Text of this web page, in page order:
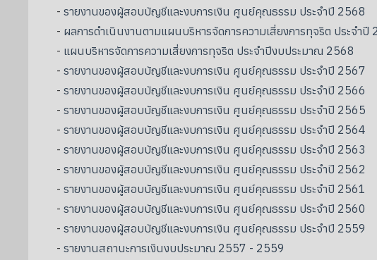
-รายงานของผู้สอบบัญชีและงบการเงิน ศูนย์คุณธรรม ประจำปี 2568
- ผลการดำเนินงานตามแผนบริหารจัดการความเสี่ยงการทุจริต ประจำปี
- แผนบริหารจัดการความเสี่ยงการทุจริต ประจำปีงบประมาณ 2568
-รายงานของผู้สอบบัญชีและงบการเงิน ศูนย์คุณธรรม ประจำปี 2567
-รายงานของผู้สอบบัญชีและงบการเงิน ศูนย์คุณธรรม ประจำปี 2566
-รายงานของผู้สอบบัญชีและงบการเงิน ศูนย์คุณธรรม ประจำปี 2565
-รายงานของผู้สอบบัญชีและงบการเงิน ศูนย์คุณธรรม ประจำปี 2564
-รายงานของผู้สอบบัญชีและงบการเงิน ศูนย์คุณธรรม ประจำปี 2563
-รายงานของผู้สอบบัญชีและงบการเงิน ศูนย์คุณธรรม ประจำปี 2562
-รายงานของผู้สอบบัญชีและงบการเงิน ศูนย์คุณธรรม ประจำปี 2561
-รายงานของผู้สอบบัญชีและงบการเงิน ศูนย์คุณธรรม ประจำปี 2560
-รายงานของผู้สอบบัญชีและงบการเงิน ศูนย์คุณธรรม ประจำปี 2559
-รายงานสถานะการเงินงบประมาณ 2557 - 2559